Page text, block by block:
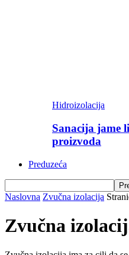
Hidroizolacija
Sanacija jame
proizvoda
Preduzeća
Naslovna Zvučna izolacija
Zvučna